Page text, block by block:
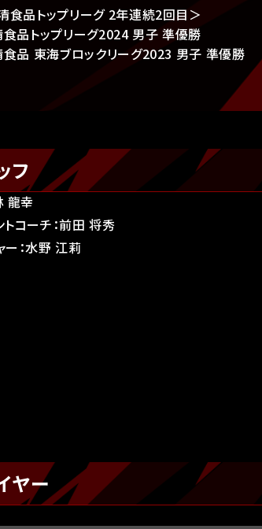
食品トップリーグ 2年連続2回目＞
食品トップリーグ2024 男子 準優勝
食品 東海ブロックリーグ2023 男子 準優勝
フ
龍幸
トコーチ：前田 将秀
ー：水野 江莉
ヤー